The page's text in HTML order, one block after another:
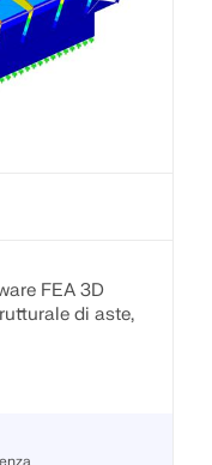
FEA 3D
di aste,